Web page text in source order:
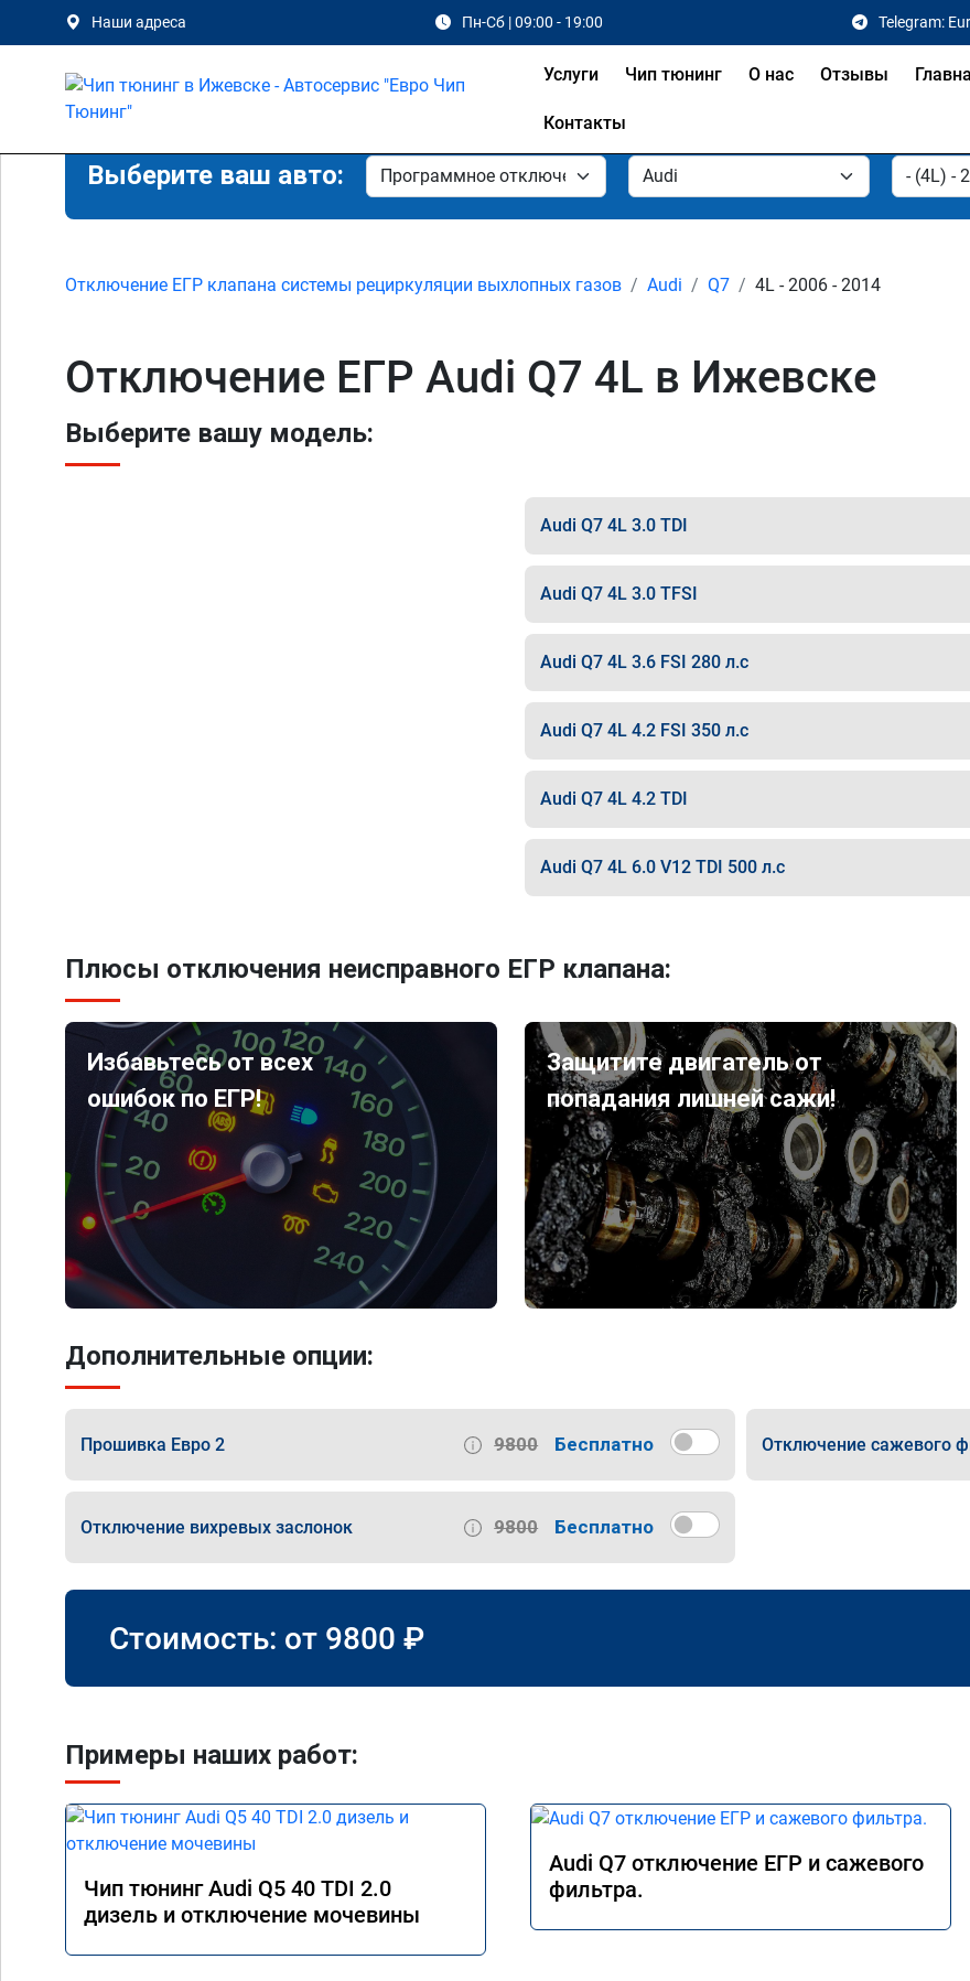
Наши адреса Пн-Сб | 09:00 - 19:00 Telegram:
Услуги Чип тюнинг О нас Отзывы
Контакты
Выберите ваш авто:
Отключение ЕГР клапана системы рециркуляции выхлопных газов Audi Q7 4L - 2006 - 2014
Отключение ЕГР Audi Q7 4L в Ижевске
Выберите вашу модель:
Audi Q7 4L 3.0 TDI
Audi Q7 4L 3.0 TFSI
Audi Q7 4L 3.6 FSI 280 л.с
Audi Q7 4L 4.2 FSI 350 л.с
Audi Q7 4L 4.2 TDI
Audi Q7 4L 6.0 V12 TDI 500 л.с
Плюсы отключения неисправного ЕГР клапана:
Избавьтесь от всех
ошибок по ЕГР!
Защитите двигатель от
попадания лишней сажи!
Дополнительные опции:
Прошивка Евро 2 9800 Бесплатно Отключение сажевого
Отключение вихревых заслонок 9800 Бесплатно
Стоимость: от 9800 ₽
Примеры наших работ:
Чип тюнинг Audi Q5 40 TDI 2.0
дизель и отключение мочевины
Audi Q7 отключение ЕГР и сажевого
фильтра.